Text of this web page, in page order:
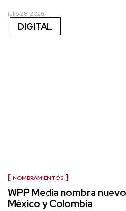
julio 28, 2026
DIGITAL
NOMBRAMIENTOS
WPP Media nombra
México y Colombia